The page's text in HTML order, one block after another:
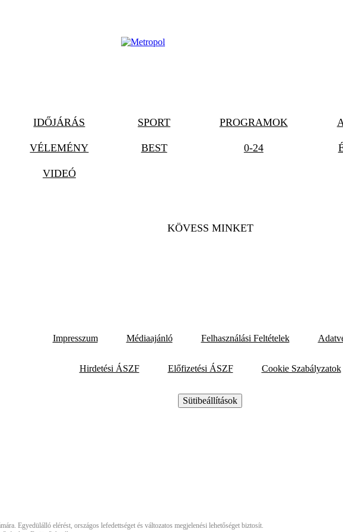
IDŐJÁRÁS SPORT PROGRAMOK
VÉLEMÉNY BEST 0-24
VIDEÓ
KÖVESS MINKET
Impresszum Médiaajánló Felhasználási Feltételek
Hirdetési ÁSZF Előfizetési ÁSZF Cookie Szabályzatok
Sütibeállítások
Egyedülálló elérést, országos lefedettséget és változatos megjelenési lehetőséget biztosít.